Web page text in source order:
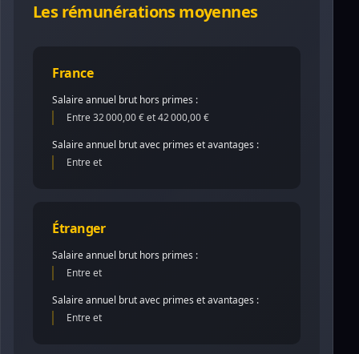
Les rémunérations moyennes
France
Salaire annuel brut hors primes :
Entre 32 000,00 € et 42 000,00 €
Salaire annuel brut avec primes et avantages :
Entre et
Étranger
Salaire annuel brut hors primes :
Entre et
Salaire annuel brut avec primes et avantages :
Entre et